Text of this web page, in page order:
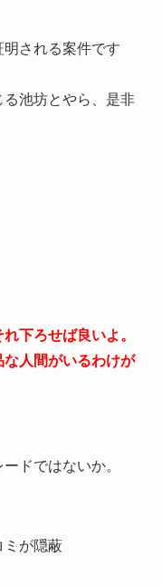
される案件です
池坊とやら、是非
下ろせば良いよ。
人間がいるわけが
ドではないか。
ミが隠蔽